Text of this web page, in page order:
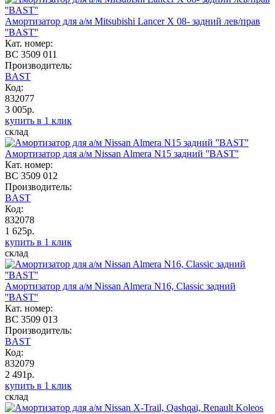
Амортизатор для а/м Mitsubishi Lancer X 08- задний лев/прав
''BAST''
Кат. номер:
BC 3509 011
Производитель:
BAST
Код:
832077
3 005р.
купить в 1 клик
склад
Амортизатор для а/м Nissan Almera N15 задний ''BAST''
Кат. номер:
BC 3509 012
Производитель:
BAST
Код:
832078
1 625р.
купить в 1 клик
склад
Амортизатор для а/м Nissan Almera N16, Classic задний
''BAST''
Кат. номер:
BC 3509 013
Производитель:
BAST
Код:
832079
2 491р.
купить в 1 клик
склад